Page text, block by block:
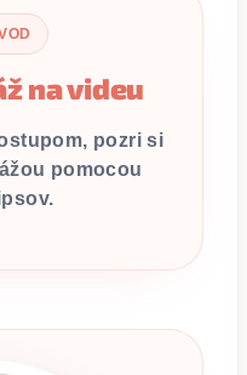
na videu
pozri si
pomocou